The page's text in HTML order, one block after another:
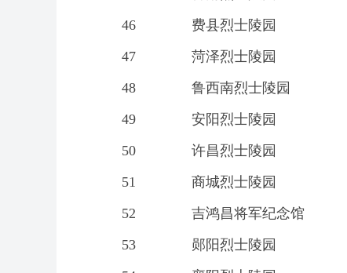
46
费县烈士陵园
47
菏泽烈士陵园
48
鲁西南烈士陵园
49
安阳烈士陵园
50
许昌烈士陵园
51
商城烈士陵园
52
吉鸿昌将军纪念馆
53
郧阳烈士陵园